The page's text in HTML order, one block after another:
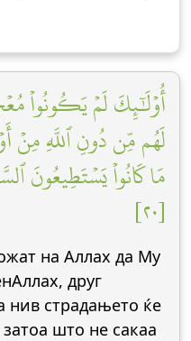
أُوْلَٰٓئِكَ لَمۡ يَكُونُواْ
لَهُم مِّن دُونِ ٱللَّهِ مِنۡ
مَا كَانُواْ يَسۡتَطِيعُونَ
[٢٠]
на Аллах да Му
друг
нив страдањето ќе
што не сакаa